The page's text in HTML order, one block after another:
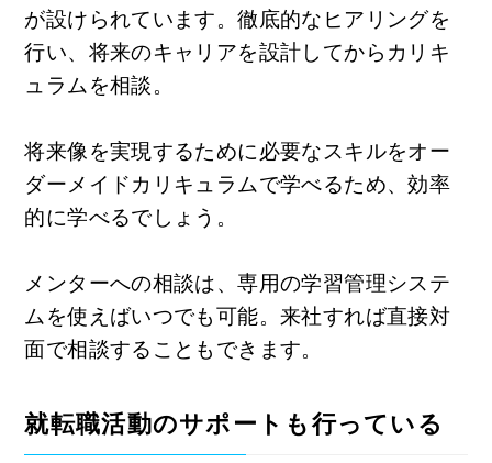
が設けられています。徹底的なヒアリングを
行い、将来のキャリアを設計してからカリキ
ュラムを相談。
将来像を実現するために必要なスキルをオー
ダーメイドカリキュラムで学べるため、効率
的に学べるでしょう。
メンターへの相談は、専用の学習管理システ
ムを使えばいつでも可能。来社すれば直接対
面で相談することもできます。
就転職活動のサポートも行っている